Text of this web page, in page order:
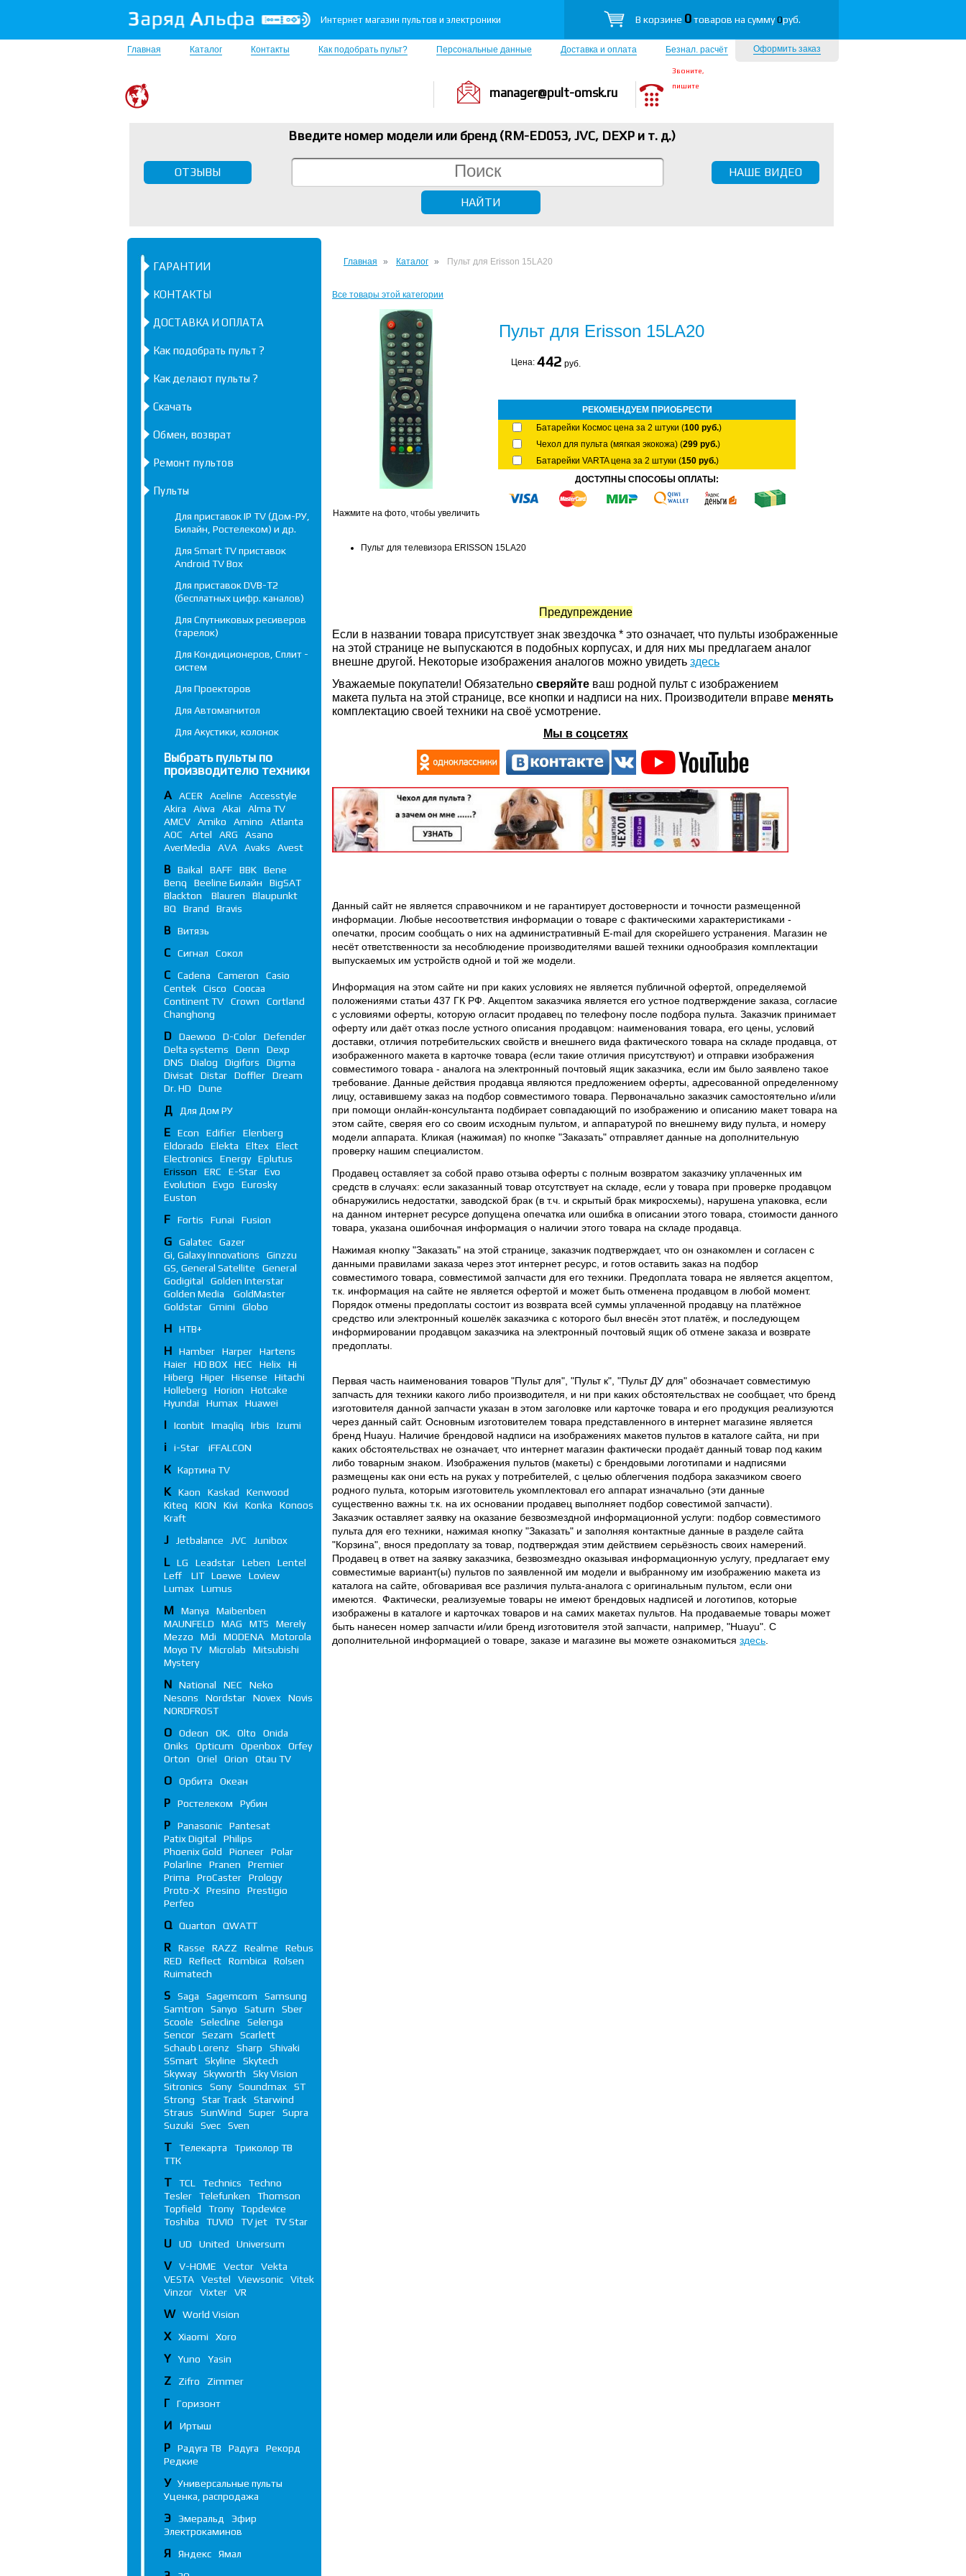
Интернет магазин пультов и электроники В корзине 0товаров на сумму0руб.
Оформить заказ
Главная Каталог Контакты Как подобрать пульт? Персональные данные Доставка и оплата Безнал. расчёт
manager@pult-omsk.ru
Звоните,
пишите
Введите номер модели или бренд (RM-ED053, JVC, DEXP и т. д.)
ОТЗЫВЫ НАШЕ ВИДЕО
Главная Каталог Пульт для Erisson 15LA20
Все товары этой категории
Нажмите на фото, чтобы увеличить
Пульт для Erisson 15LA20
Цена: 442 руб.
РЕКОМЕНДУЕМ ПРИОБРЕСТИ
Батарейки Космос цена за 2 штуки (100 руб.)
Чехол для пульта (мягкая экокожа) (299 руб.)
Батарейки VARTA цена за 2 штуки (150 руб.)
ДОСТУПНЫ СПОСОБЫ ОПЛАТЫ:
Пульт для телевизора ERISSON 15LA20
Предупреждение
Если в названии товара присутствует знак звездочка * это означает, что пульты изображенные
на этой странице не выпускаются в подобных корпусах, и для них мы предлагаем аналог
внешне другой. Некоторые изображения аналогов можно увидеть здесь
Уважаемые покупатели! Обязательно сверяйте ваш родной пульт с изображением
макета пульта на этой странице, все кнопки и надписи на них. Производители вправе менять
комплектацию своей техники на своё усмотрение.
Мы в соцсетях
Данный сайт не является справочником и не гарантирует достоверности и точности размещенной
информации. Любые несоответствия информации о товаре с фактическими характеристиками -
опечатки, просим сообщать о них на административный E-mail для скорейшего устранения. Магазин не
несёт ответственности за несоблюдение производителями вашей техники однообразия комплектации
выпускаемых им устройств одной и той же модели.
Информация на этом сайте ни при каких условиях не является публичной офертой, определяемой
положениями статьи 437 ГК РФ. Акцептом заказчика является его устное подтверждение заказа, согласие
с условиями оферты, которую огласит продавец по телефону после подбора пульта. Заказчик принимает
оферту или даёт отказ после устного описания продавцом: наименования товара, его цены, условий
доставки, отличия потребительских свойств и внешнего вида фактического товара на складе продавца, от
изображенного макета в карточке товара (если такие отличия присутствуют) и отправки изображения
совместимого товара - аналога на электронный почтовый ящик заказчика, если им было заявлено такое
требование. Данные действия продавца являются предложением оферты, адресованной определенному
лицу, оставившему заказ на подбор совместимого товара. Первоначально заказчик самостоятельно и/или
при помощи онлайн-консультанта подбирает совпадающий по изображению и описанию макет товара на
этом сайте, сверяя его со своим исходным пультом, и аппаратурой по внешнему виду пульта, и номеру
модели аппарата. Кликая (нажимая) по кнопке "Заказать" отправляет данные на дополнительную
проверку нашим специалистом.
Продавец оставляет за собой право отзыва оферты с полным возвратом заказчику уплаченных им
средств в случаях: если заказанный товар отсутствует на складе, если у товара при проверке продавцом
обнаружились недостатки, заводской брак (в т.ч. и скрытый брак микросхемы), нарушена упаковка, если
на данном интернет ресурсе допущена опечатка или ошибка в описании этого товара, стоимости данного
товара, указана ошибочная информация о наличии этого товара на складе продавца.
Нажимая кнопку "Заказать" на этой странице, заказчик подтверждает, что он ознакомлен и согласен с
данными правилами заказа через этот интернет ресурс, и готов оставить заказ на подбор
совместимого товара, совместимой запчасти для его техники. Предоплата товара не является акцептом,
т.к. информация на сайте не является офертой и может быть отменена продавцом в любой момент.
Порядок отмены предоплаты состоит из возврата всей суммы уплаченной продавцу на платёжное
средство или электронный кошелёк заказчика с которого был внесён этот платёж, и последующем
информировании продавцом заказчика на электронный почтовый ящик об отмене заказа и возврате
предоплаты.
Первая часть наименования товаров "Пульт для", "Пульт к", "Пульт ДУ для" обозначает совместимую
запчасть для техники какого либо производителя, и ни при каких обстоятельствах не сообщает, что бренд
изготовителя данной запчасти указан в этом заголовке или карточке товара и его продукция реализуются
через данный сайт. Основным изготовителем товара представленного в интернет магазине является
бренд Huayu. Наличие брендовой надписи на изображениях макетов пультов в каталоге сайта, ни при
каких обстоятельствах не означает, что интернет магазин фактически продаёт данный товар под каким
либо товарным знаком. Изображения пультов (макеты) с брендовыми логотипами и надписями
размещены как они есть на руках у потребителей, с целью облегчения подбора заказчиком своего
родного пульта, которым изготовитель укомплектовал его аппарат изначально (эти данные
существенно важны т.к. на их основании продавец выполняет подбор совестимой запчасти).
Заказчик оставляет заявку на оказание безвозмездной информационной услуги: подбор совместимого
пульта для его техники, нажимая кнопку "Заказать" и заполняя контактные данные в разделе сайта
"Корзина", внося предоплату за товар, подтверждая этим действием серьёзность своих намерений.
Продавец в ответ на заявку заказчика, безвозмездно оказывая информационную услугу, предлагает ему
совместимые вариант(ы) пультов по заявленной им модели и выбранному им изображению макета из
каталога на сайте, обговаривая все различия пульта-аналога с оригинальным пультом, если они
имеются. Фактически, реализуемые товары не имеют брендовых надписей и логотипов, которые
изображены в каталоге и карточках товаров и на самих макетах пультов. На продаваемые товары может
быть нанесен номер запчасти и/или бренд изготовителя этой запчасти, например, "Huayu". С
дополнительной информацией о товаре, заказе и магазине вы можете ознакомиться здесь
ГАРАНТИИ
КОНТАКТЫ
ДОСТАВКА И ОПЛАТА
Как подобрать пульт ?
Как делают пульты ?
Скачать
Обмен, возврат
Ремонт пультов
Пульты
Для приставок IP TV (Дом-РУ,
Билайн, Ростелеком) и др.
Для Smart TV приставок
Android TV Box
Для приставок DVB-T2
(бесплатных цифр. каналов)
Для Спутниковых ресиверов
(тарелок)
Для Кондиционеров, Сплит -
систем
Для Проекторов
Для Автомагнитол
Для Акустики, колонок
Выбрать пульты по
производителю техники
A ACER Aceline
Accesstyle
Akira
Aiwa Akai
Alma TV
AMCV
Amiko Amino
Atlanta
AOC
Artel ARG
Asano
AverMedia
AVA Avaks Avest
B Baikal BAFF BBK
Bene
Benq
Beeline Билайн
BigSAT
Blackton
Blauren
Blaupunkt
BQ
Brand Bravis
В Витязь
С Сигнал Сокол
C Cadena Cameron
Casio
Centek
Cisco
Coocaa
Continent TV
Crown
Cortland
Changhong
D Daewoo D-Color
Defender
Delta systems
Denn
Dexp
DNS
Dialog Digifors
Digma
Divisat
Distar Doffler
Dream
Dr. HD
Dune
Д Для Дом РУ
E Econ Edifier
Elenberg
Eldorado
Elekta Eltex
Elect
Electronics
Energy
Eplutus
Erisson
ERC E-Star
Evo
Evolution
Evgo
Eurosky
Euston
F Fortis Funai Fusion
G Galatec
Gazer
Gi, Galaxy Innovations
Ginzzu
GS, General Satellite
General
Godigital
Golden Interstar
Golden Media
GoldMaster
Goldstar
Gmini Globo
Н НТВ+
H Hamber Harper
Hartens
Haier
HD BOX HEC Helix
Hi
Hiberg
Hiper Hisense
Hitachi
Holleberg
Horion
Hotcake
Hyundai
Humax Huawei
I Iconbit Imaqliq Irbis Izumi
i i-Star iFFALСON
К Картина TV
K Kaon Kaskad
Kenwood
Kiteq
KION Kivi Konka
Konoos
Kraft
J Jetbalance JVC Junibox
L LG Leadstar Leben
Lentel
Leff
LIT Loewe
Loview
Lumax
Lumus
M Manya
Maibenben
MAUNFELD
MAG MTS
Merely
Mezzo
Mdi MODENA
Motorola
Moyo TV
Microlab
Mitsubishi
Mystery
N National NEC
Neko
Nesons
Nordstar Novex
Novis
NORDFROST
O Odeon OK. Olto
Onida
Oniks
Opticum Openbox
Orfey
Orton
Oriel Orion Otau TV
О Орбита Океан
Р Ростелеком Рубин
P Panasonic
Pantesat
Patix Digital
Philips
Phoenix Gold
Pioneer
Polar
Polarline
Pranen
Premier
Prima
ProCaster
Prology
Proto-X
Presino
Prestigio
Perfeo
Q Quarton QWATT
R Rasse RAZZ Realme
Rebus
RED
Reflect Rombica
Rolsen
Ruimatech
S Saga Sagemcom
Samsung
Samtron
Sanyo Saturn
Sber
Scoole
Selecline
Selenga
Sencor
Sezam
Scarlett
Schaub Lorenz
Sharp
Shivaki
SSmart
Skyline
Skytech
Skyway
Skyworth
Sky Vision
Sitronics
Sony Soundmax
ST
Strong
Star Track
Starwind
Straus
SunWind Super
Supra
Suzuki
Svec Sven
Т Телекарта
Триколор ТВ
ТТК
T TCL Technics
Techno
Tesler
Telefunken
Thomson
Topfield
Trony
Topdevice
Toshiba
TUVIO TV jet TV Star
U UD United Universum
V V-HOME Vector
Vekta
VESTA
Vestel Viewsonic
Vitek
Vinzor
Vixter VR
W World Vision
X Xiaomi Xoro
Y Yuno Yasin
Z Zifro Zimmer
Г Горизонт
И Иртыш
Р Радуга ТВ Радуга
Рекорд
Редкие
У
Универсальные пульты
Уценка, распродажа
Э Эмеральд
Эфир
Электрокаминов
Я Яндекс Ямал